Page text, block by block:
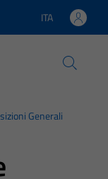
Lingua attiva:
ITA
Generali